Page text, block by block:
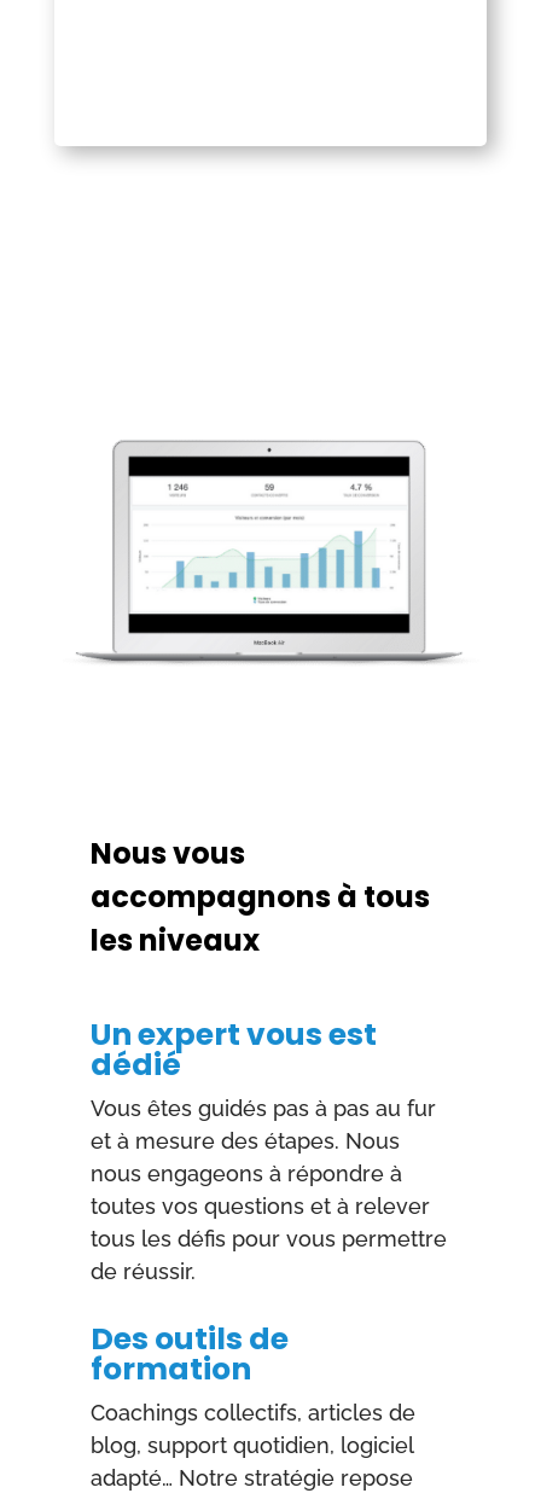
Nous vous
accompagnons à tous
les niveaux
Un expert vous est
dédié
Vous êtes guidés pas à pas au fur
et à mesure des étapes. Nous
nous engageons à répondre à
toutes vos questions et à relever
tous les défis pour vous permettre
de réussir.
Des outils de
formation
Coachings collectifs, articles de
blog, support quotidien, logiciel
adapté… Notre stratégie repose